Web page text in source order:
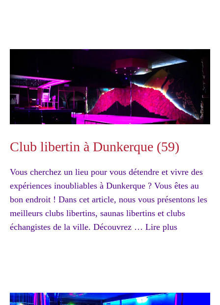
Club libertin à Dunkerque (59)
Vous cherchez un lieu pour vous détendre et vivre des
expériences inoubliables à Dunkerque ? Vous êtes au
bon endroit ! Dans cet article, nous vous présentons les
meilleurs clubs libertins, saunas libertins et clubs
échangistes de la ville. Découvrez … Lire plus